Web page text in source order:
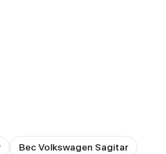
Вес Volkswagen Sagitar